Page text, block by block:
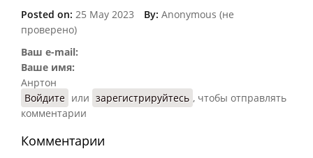
Posted on: 25 May 2023 By: Anonymous (не
проверено)
Ваш e-mail:
Ваше имя:
Анртон
Войдите или зарегистрируйтесь , чтобы отправлять
комментарии
Комментарии